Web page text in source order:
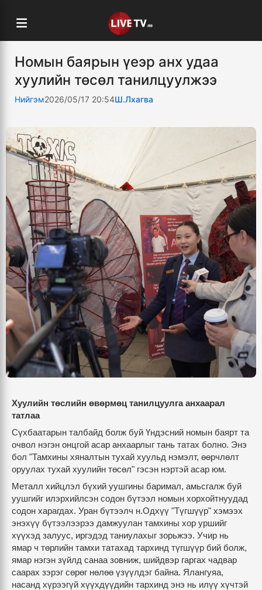
Номын баярын үеэр анх удаа
хуулийн төсөл танилцуулжээ
Нийгэм2026/05/17 20:54Ш.Лхагва
Хуулийн төслийн өвөрмөц танилцуулга анхаарал
татлаа
Сүхбаатарын талбайд болж буй Үндэсний номын баярт та
очвол нэгэн онцгой асар анхаарлыг тань татах болно. Энэ
бол "Тамхины хяналтын тухай хуульд нэмэлт, өөрчлөлт
оруулах тухай хуулийн төсөл" гэсэн нэртэй асар юм.
Металл хийцлэл бүхий уушгины баримал, амьсгалж буй
уушгийг илэрхийлсэн содон бүтээл номын хорхойтнуудад
содон харагдах. Уран бүтээлч н.Одхүү "Түгшүүр" хэмээх
энэхүү бүтээлээрээ дамжуулан тамхины хор уршийг
хүүхэд залуус, иргэдэд таниулахыг зорьжээ. Учир нь
ямар ч төрлийн тамхи татахад тархинд түгшүүр бий болж,
ямар нэгэн зүйлд санаа зовниж, шийдвэр гаргах чадвар
саарах зэрэг сөрөг нөлөө үзүүлдэг байна. Ялангуяа,
насанд хүрээгүй хүүхдүүдийн тархинд энэ нь илүү хүчтэй